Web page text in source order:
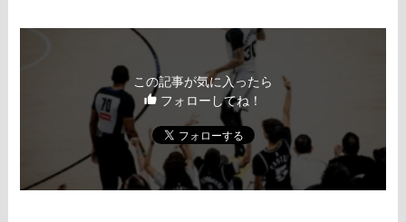
この記事が気に入ったら
フォローしてね！